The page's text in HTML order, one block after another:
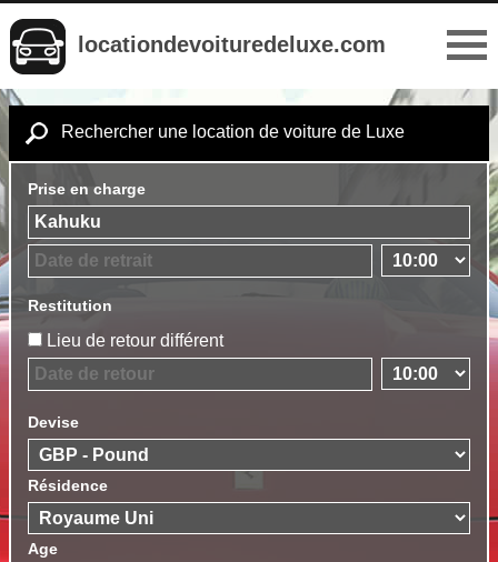
locationdevoituredeluxe.com
Rechercher une location de voiture de Luxe
Prise en charge
Restitution
Lieu de retour différent
Devise
Résidence
Age